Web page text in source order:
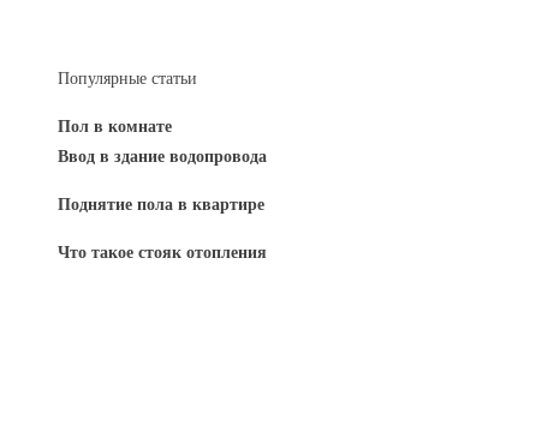
Популярные статьи
Пол в комнате
Ввод в здание водопровода
Поднятие пола в квартире
Что такое стояк отопления